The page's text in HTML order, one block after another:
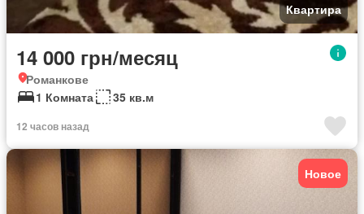
Квартира
14 000 грн/месяц
Романкове
1 Комната
35 кв.м
12 часов назад
Новое